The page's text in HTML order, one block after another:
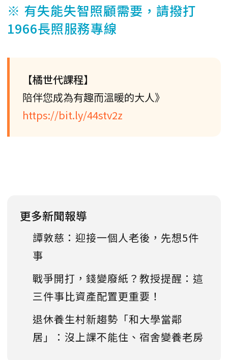
※ 有失能失智照顧需要，請撥打
1966長照服務專線
【橘世代課程】
陪伴您成為有趣而溫暖的大人》
https://bit.ly/44stv2z
更多新聞報導
譚敦慈：迎接一個人老後，先想5件
事
戰爭開打，錢變廢紙？教授提醒：這
三件事比資產配置更重要！
退休養生村新趨勢「和大學當鄰
居」：沒上課不能住、宿舍變養老房